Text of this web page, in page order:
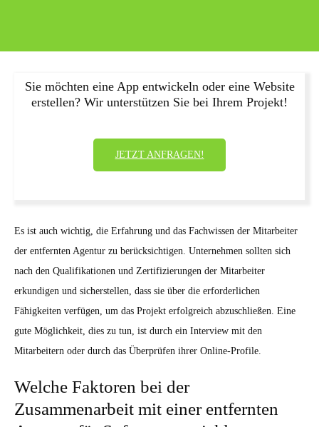
Sie möchten eine App entwickeln oder eine Website
erstellen? Wir unterstützen Sie bei Ihrem Projekt!
JETZT ANFRAGEN!
Es ist auch wichtig, die Erfahrung und das Fachwissen der Mitarbeiter
der entfernten Agentur zu berücksichtigen. Unternehmen sollten sich
nach den Qualifikationen und Zertifizierungen der Mitarbeiter
erkundigen und sicherstellen, dass sie über die erforderlichen
Fähigkeiten verfügen, um das Projekt erfolgreich abzuschließen. Eine
gute Möglichkeit, dies zu tun, ist durch ein Interview mit den
Mitarbeitern oder durch das Überprüfen ihrer Online-Profile.
Welche Faktoren bei der
Zusammenarbeit mit einer entfernten